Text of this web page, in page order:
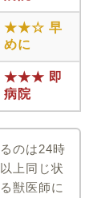
★★☆ 早
めに
★★★ 即
病院
のは24時
上同じ状
獣医師に